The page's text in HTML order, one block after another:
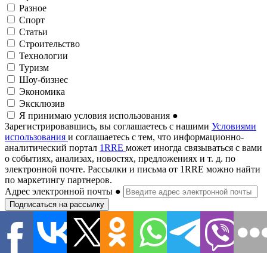
Разное
Спорт
Статьи
Строительство
Технологии
Туризм
Шоу-бизнес
Экономика
Эксклюзив
Я принимаю условия использования ●
Зарегистрировавшись, вы соглашаетесь с нашими Условиями
использования и соглашаетесь с тем, что информационно-
аналитический портал 1RRE может иногда связываться с вами
о событиях, анализах, новостях, предложениях и т. д. по
электронной почте. Рассылки и письма от 1RRE можно найти
по маркетингу партнеров.
Адрес электронной почты ●
Подписаться на рассылку